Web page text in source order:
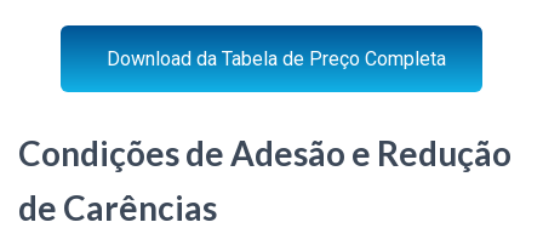
Download da Tabela de Preço Completa
Condições de Adesão e Redução
de Carências